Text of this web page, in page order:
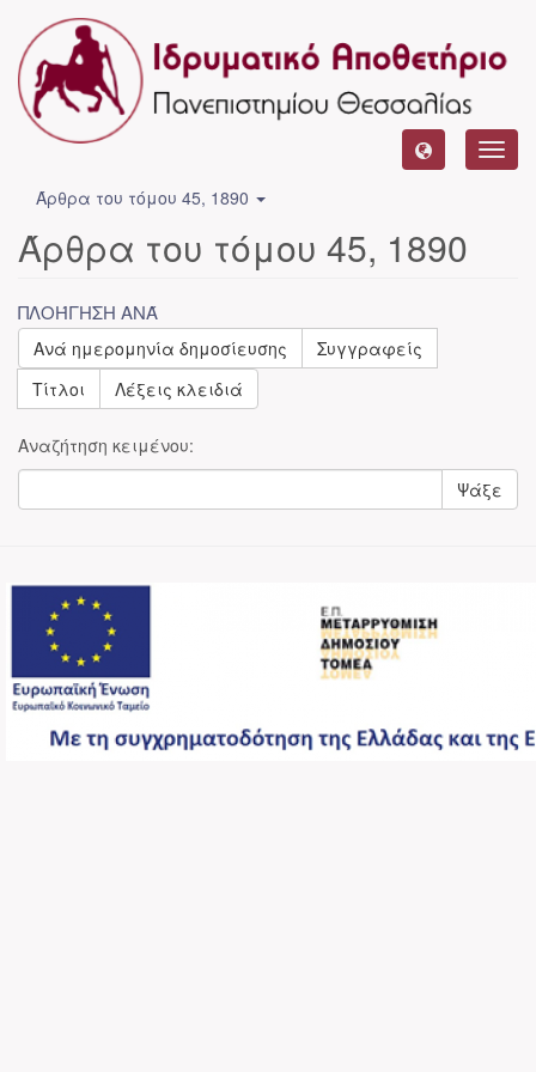
Άρθρα του τόμου 45, 1890
Άρθρα του τόμου 45, 1890
ΠΛΟΉΓΗΣΗ ΑΝΆ
Ανά ημερομηνία δημοσίευσης
Συγγραφείς
Τίτλοι
Λέξεις κλειδιά
Αναζήτηση κειμένου:
Ψάξε